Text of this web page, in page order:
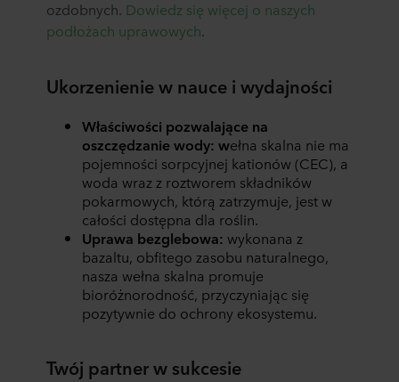
ozdobnych. Dowiedz się więcej o naszych
podłożach uprawowych.
Ukorzenienie w nauce i wydajności
Właściwości pozwalające na
oszczędzanie wody: wełna skalna nie ma
pojemności sorpcyjnej kationów (CEC), a
woda wraz z roztworem składników
pokarmowych, którą zatrzymuje, jest w
całości dostępna dla roślin.
Uprawa bezglebowa: wykonana z
bazaltu, obfitego zasobu naturalnego,
nasza wełna skalna promuje
bioróżnorodność, przyczyniając się
pozytywnie do ochrony ekosystemu.
Twój partner w sukcesie